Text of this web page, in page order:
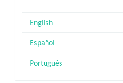
English
Español
Português